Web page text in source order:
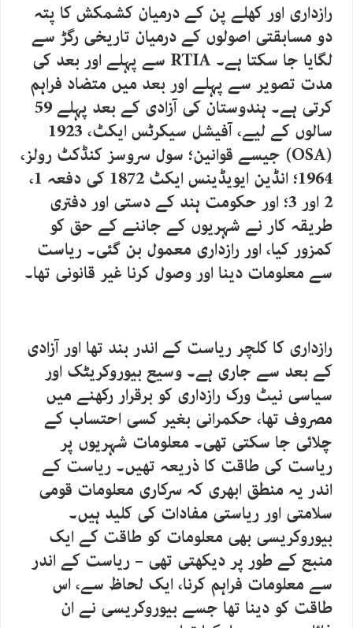
رازداری اور کھلے پن کے درمیان کشمکش کا پتہ
دو مسابقتی اصولوں کے درمیان تاریخی رگڑ سے
لگایا جا سکتا ہے۔ RTIA سے پہلے اور بعد کی
مدت تصویر سے پہلے اور بعد میں متضاد فراہم
کرتی ہے۔ ہندوستان کی آزادی کے بعد پہلے 59
سالوں کے لیے، آفیشل سیکرٹس ایکٹ، 1923
(OSA) جیسے قوانین؛ سول سروسز کنڈکٹ رولز،
1964؛ انڈین ایویڈینس ایکٹ 1872 کی دفعہ 1،
2 اور 3؛ اور حکومت ہند کے دستی اور دفتری
طریقہ کار نے شہریوں کے جاننے کے حق کو
کمزور کیا، اور رازداری معمول بن گئی۔ ریاست
سے معلومات دینا اور وصول کرنا غیر قانونی تھا۔
رازداری کا کلچر ریاست کے اندر بند تھا اور آزادی
کے بعد سے جاری ہے۔ وسیع بیوروکریٹک اور
سیاسی نیٹ ورک رازداری کو برقرار رکھنے میں
مصروف تھا، حکمرانی بغیر کسی احتساب کے
چلائی جا سکتی تھی۔ معلومات شہریوں پر
ریاست کی طاقت کا ذریعہ تھیں۔ ریاست کے
اندر یہ منطق ابھری کہ سرکاری معلومات قومی
سلامتی اور ریاستی مفادات کی کلید ہیں۔
بیوروکریسی بھی معلومات کو طاقت کے ایک
منبع کے طور پر دیکھتی تھی – ریاست کے اندر
سے معلومات فراہم کرنا، ایک لحاظ سے، اس
طاقت کو دینا تھا جسے بیوروکریسی نے ان